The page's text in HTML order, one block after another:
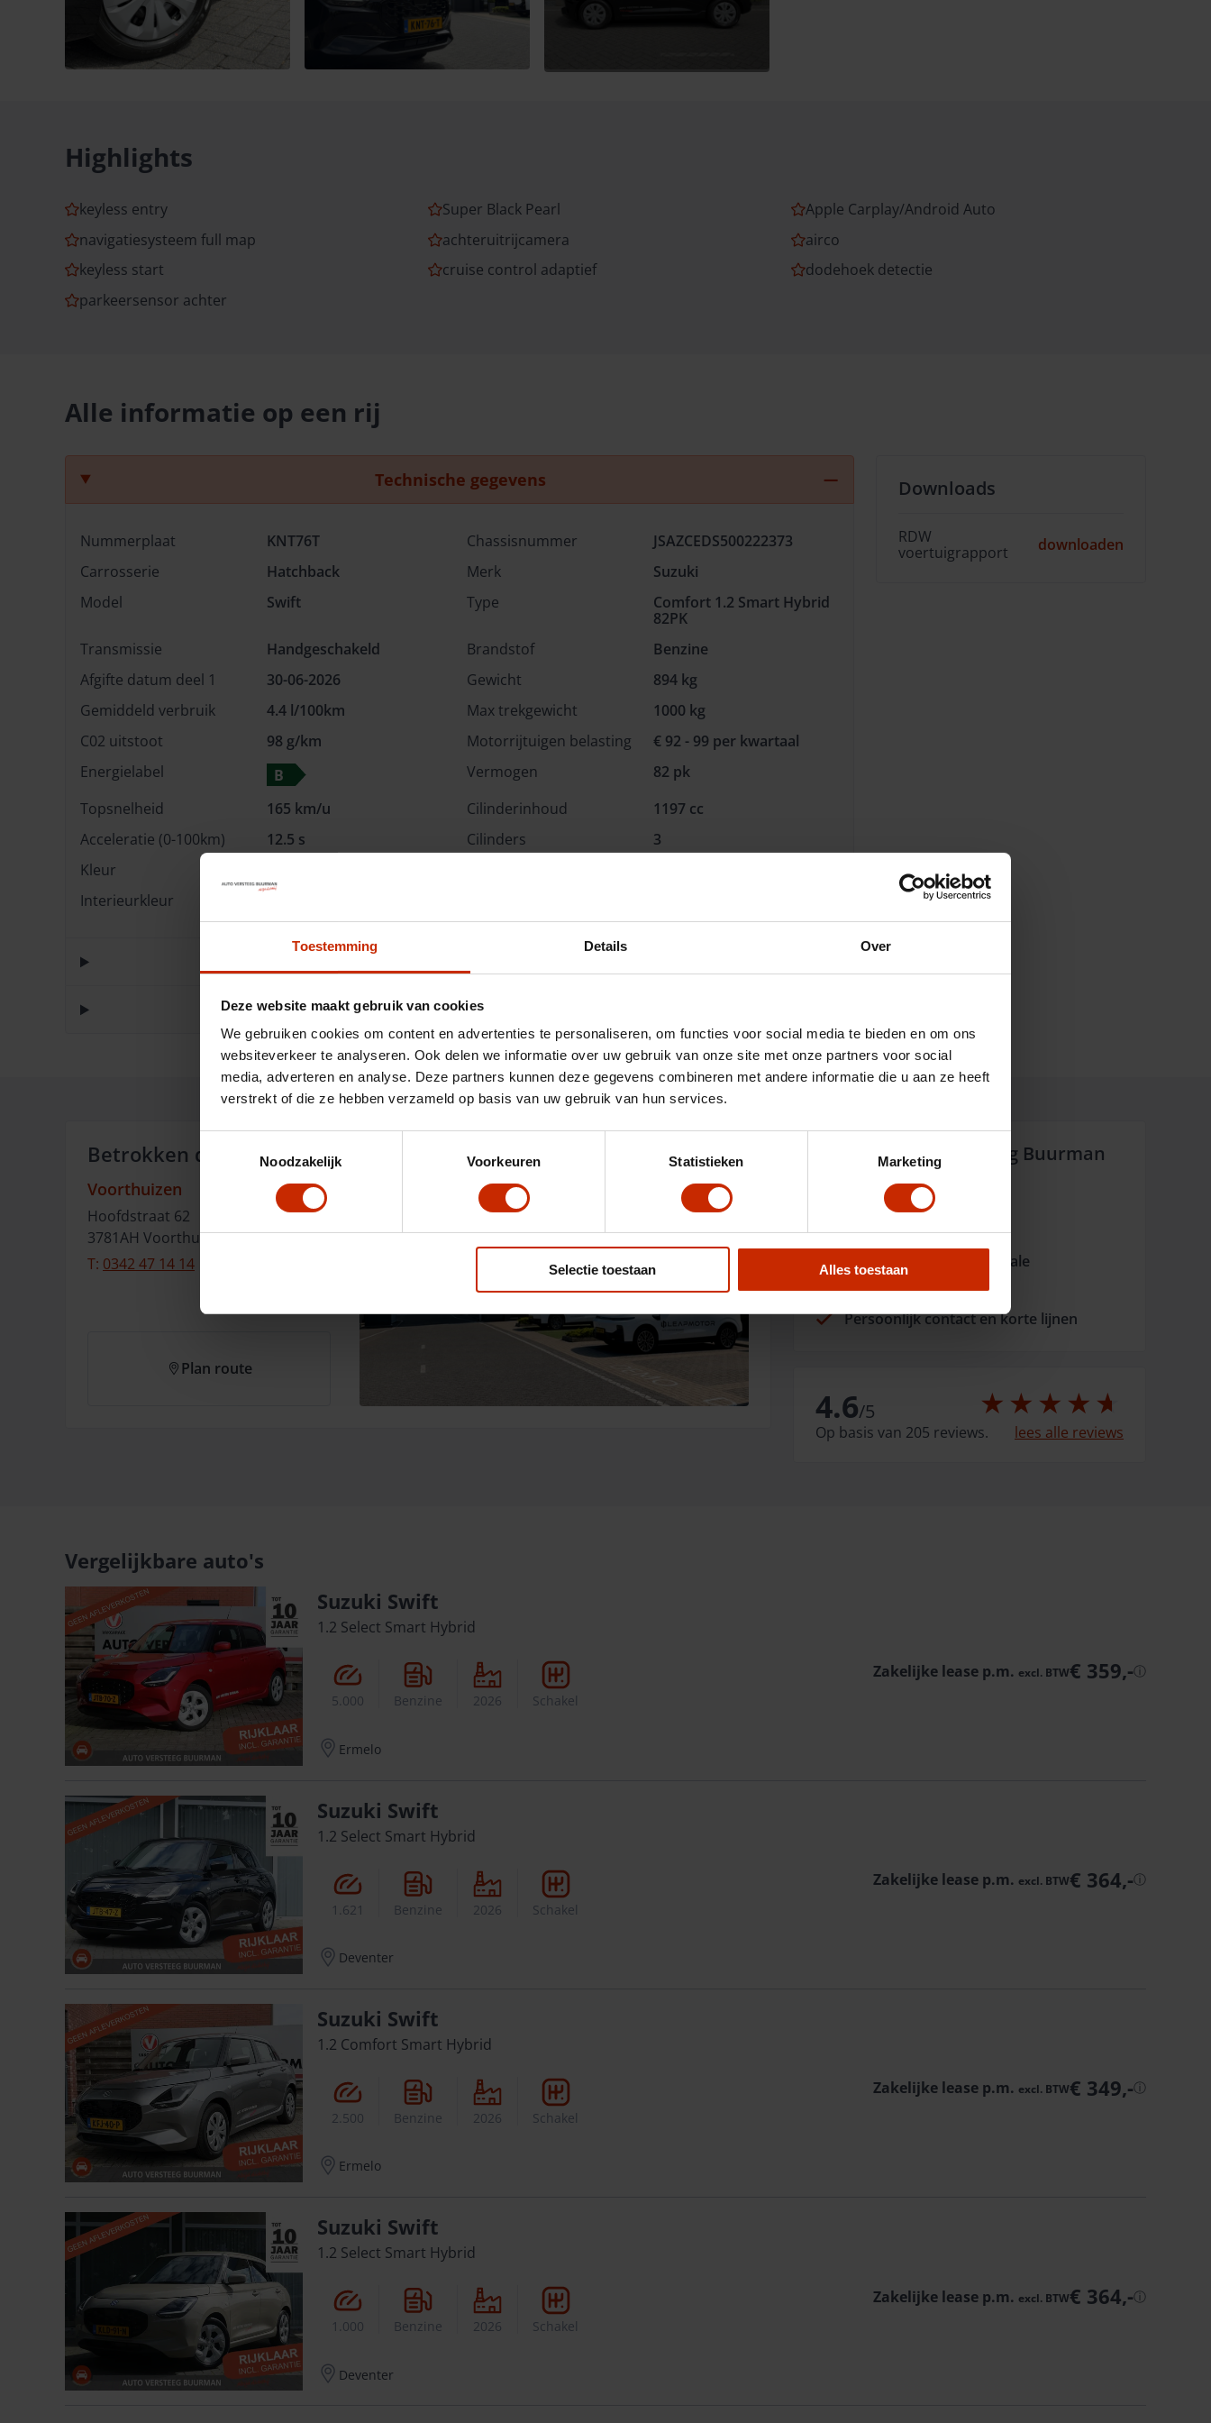
Toestemming Details Over
Deze website maakt gebruik van cookies
We gebruiken cookies om content en advertenties te personaliseren, om functies voor social media te bieden en om ons
websiteverkeer te analyseren. Ook delen we informatie over uw gebruik van onze site met onze partners voor social
media, adverteren en analyse. Deze partners kunnen deze gegevens combineren met andere informatie die u aan ze heeft
verstrekt of die ze hebben verzameld op basis van uw gebruik van hun services.
Noodzakelijk
Voorkeuren Statistieken Marketing
Selectie toestaan Alles toestaan
Highlights
keyless entry Super Black Pearl
Apple Carplay/Android Auto
navigatiesysteem full map
achteruitrijcamera
airco
keyless start
cruise control adaptief
dodehoek detectie
parkeersensor achter
Alle informatie op een rij
Technische gegevens
Nummerplaat KNT76T Chassisnummer
JSAZCEDS500222373
Carrosserie
Hatchback Merk
Suzuki
Model
Swift Type
Comfort 1.2 Smart Hybrid
82PK
Transmissie
Handgeschakeld Brandstof
Benzine
Afgifte datum deel 1
30-06-2026 Gewicht
894 kg
Gemiddeld verbruik
4.4 l/100km Max trekgewicht
1000 kg
C02 uitstoot
98 g/km Motorrijtuigen belasting
€ 92 - 99 per kwartaal
Energielabel
B Vermogen
82 pk
Topsnelheid
165 km/u Cilinderinhoud
1197 cc
Acceleratie (0-100km)
12.5 s Cilinders
3
Kleur
Interieurkleur
Omschrijving
Downloads
RDW
voertuigrapport
downloaden
Betrokken dealer:
Voorthuizen
Hoofdstraat 62
3781AH Voorthuizen
T: 0342 47 14 14
Plan route
Waarom Auto Versteeg Buurman
Altijd dichtbij
Fysiek aanwezig met lokale
Persoonlijk contact en korte lijnen
4.6/5
Op basis van 205 reviews. lees alle reviews
Vergelijkbare auto's
Suzuki Swift
1.2 Select Smart Hybrid
5.000 Benzine 2026 Schakel
Zakelijke lease p.m. excl. BTW€ 359,-ⓘ
Ermelo
Suzuki Swift
1.2 Select Smart Hybrid
1.621 Benzine 2026 Schakel
Zakelijke lease p.m. excl. BTW€ 364,-ⓘ
Deventer
Suzuki Swift
1.2 Comfort Smart Hybrid
2.500 Benzine 2026 Schakel
Zakelijke lease p.m. excl. BTW€ 349,-ⓘ
Ermelo
Suzuki Swift
1.2 Select Smart Hybrid
1.000 Benzine 2026 Schakel
Zakelijke lease p.m. excl. BTW€ 364,-ⓘ
Deventer